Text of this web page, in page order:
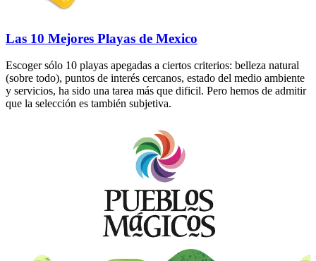
Las 10 Mejores Playas de Mexico
Escoger sólo 10 playas apegadas a ciertos criterios: belleza natural
(sobre todo), puntos de interés cercanos, estado del medio ambiente
y servicios, ha sido una tarea más que dificil. Pero hemos de admitir
que la selección es también subjetiva.